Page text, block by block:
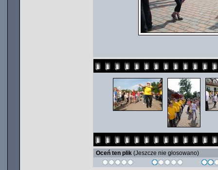
Oceń ten plik (Jeszcze nie głosowano)